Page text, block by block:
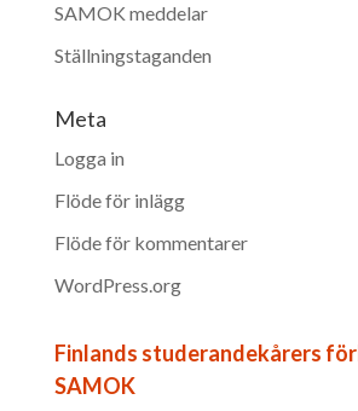
SAMOK meddelar
Ställningstaganden
Meta
Logga in
Flöde för inlägg
Flöde för kommentarer
WordPress.org
Finlands studerandekårers
SAMOK